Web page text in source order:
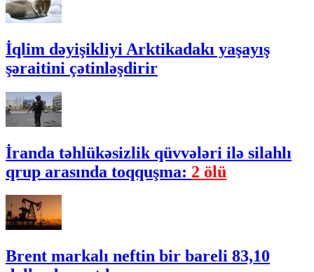
İqlim dəyişikliyi Arktikadakı yaşayış
şəraitini çətinləşdirir
İranda təhlükəsizlik qüvvələri ilə silahlı
qrup arasında toqquşma: 2 ölü
Brent markalı neftin bir bareli 83,10